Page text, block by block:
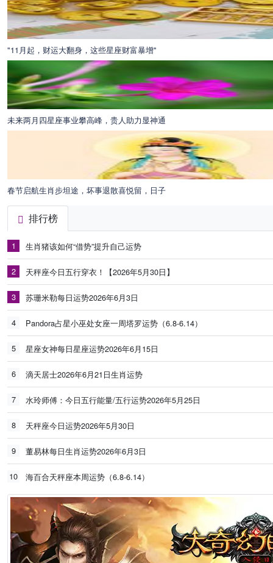
"11月起，财运大翻身，这些星座财富暴增"
未来两月四星座事业攀高峰，贵人助力显神通
春节启航生肖步坦途，坏事退散喜悦留，日子
排行榜
1 生肖猪该如何“借势”提升自己运势
2 天秤座今日五行穿衣！【2026年5月30日】
3 苏珊米勒每日运势2026年6月3日
4 Pandora占星小巫处女座一周塔罗运势（6.8-6.14）
5 星座女神每日星座运势2026年6月15日
6 滴天居士2026年6月21日生肖运势
7 水玲师傅：今日五行能量/五行运势2026年5月25日
8 天秤座今日运势2026年5月30日
9 董易林每日生肖运势2026年6月3日
10 海百合天秤座本周运势（6.8-6.14）